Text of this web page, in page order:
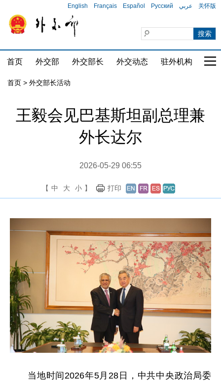
English Français Español Русский عربي 关怀版
首页 外交部 外交部长 外交动态 驻外机构 国
首页 > 外交部长活动
王毅会见巴基斯坦副总理兼
外长达尔
2026-05-29 06:55
【 中 大 小 】 打印
当地时间2026年5月28日，中共中央政治局委